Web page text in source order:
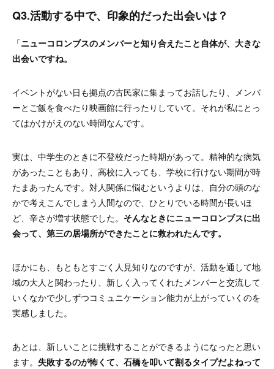
Q3.活動する中で、印象的だった出会いは？
「ニューコロンブスのメンバーと知り合えたこと自体が、大きな
出会いですね。
イベントがない日も拠点の古民家に集まってお話したり、メンバ
ーとご飯を食べたり映画館に行ったりしていて。それが私にとっ
てはかけがえのない時間なんです。
実は、中学生のときに不登校だった時期があって。精神的な病気
があったこともあり、高校に入っても、学校に行けない期間が時
たまあったんです。対人関係に悩むというよりは、自分の頭のな
かで考えこんでしまう人間なので、ひとりでいる時間が長いほ
ど、辛さが増す状態でした。 そんなときにニューコロンブスに出
会って、第三の居場所ができたことに救われたんです。
ほかにも、もともとすごく人見知りなのですが、活動を通して地
域の大人と関わったり、新しく入ってくれたメンバーと交流して
いくなかで少しずつコミュニケーション能力が上がっていくのを
実感しました。
あとは、新しいことに挑戦することができるようになったと思い
ます。 失敗するのが怖くて、石橋を叩いて割るタイプだよねって